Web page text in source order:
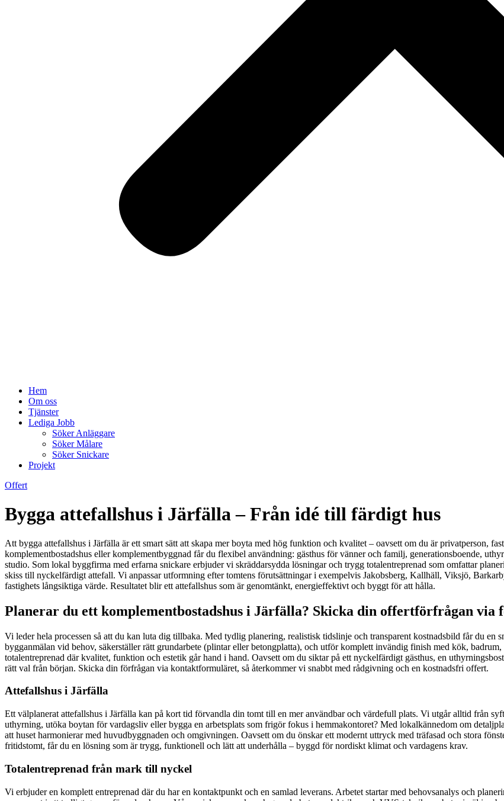
Hem
Om oss
Tjänster
Lediga Jobb
Söker Anläggare
Söker Målare
Söker Snickare
Projekt
Offert
Bygga attefallshus i Järfälla – Från idé till färdigt hus
Att bygga attefallshus i Järfälla är ett smart sätt att skapa mer boyta med hög funktion och kvalitet – oavsett om du är privatperson,
komplementbostadshus eller komplementbyggnad får du flexibel användning: gästhus för vänner och familj, generationsboende,
studio. Som lokal byggfirma med erfarna snickare erbjuder vi skräddarsydda lösningar och trygg totalentreprenad som omfattar
skiss till nyckelfärdigt attefall. Vi anpassar utformning efter tomtens förutsättningar i exempelvis Jakobsberg, Kallhäll, Viksjö,
fastighets långsiktiga värde. Resultatet blir ett attefallshus som är genomtänkt, energieffektivt och byggt för att hålla.
Planerar du ett komplementbostadshus i Järfälla? Skicka din offertförfrågan via
Vi leder hela processen så att du kan luta dig tillbaka. Med tydlig planering, realistisk tidslinje och transparent kostnadsbild får du
bygganmälan vid behov, säkerställer rätt grundarbete (plintar eller betongplatta), och utför komplett invändig finish med kök,
totalentreprenad där kvalitet, funktion och estetik går hand i hand. Oavsett om du siktar på ett nyckelfärdigt gästhus, en
rätt val från början. Skicka din förfrågan via kontaktformuläret, så återkommer vi snabbt med rådgivning och en kostnadsfri offert.
Attefallshus i Järfälla
Ett välplanerat attefallshus i Järfälla kan på kort tid förvandla din tomt till en mer användbar och värdefull plats. Vi utgår alltid från
uthyrning, utöka boytan för vardagsliv eller bygga en arbetsplats som frigör fokus i hemmakontoret? Med lokalkännedom om
att huset harmonierar med huvudbyggnaden och omgivningen. Oavsett om du önskar ett modernt uttryck med träfasad och stora
fritidstomt, får du en lösning som är trygg, funktionell och lätt att underhålla – byggd för nordiskt klimat och vardagens krav.
Totalentreprenad från mark till nyckel
Vi erbjuder en komplett entreprenad där du har en kontaktpunkt och en samlad leverans. Arbetet startar med behovsanalys och